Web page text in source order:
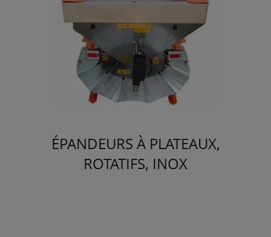
ÉPANDEURS À PLATEAUX,
ROTATIFS, INOX